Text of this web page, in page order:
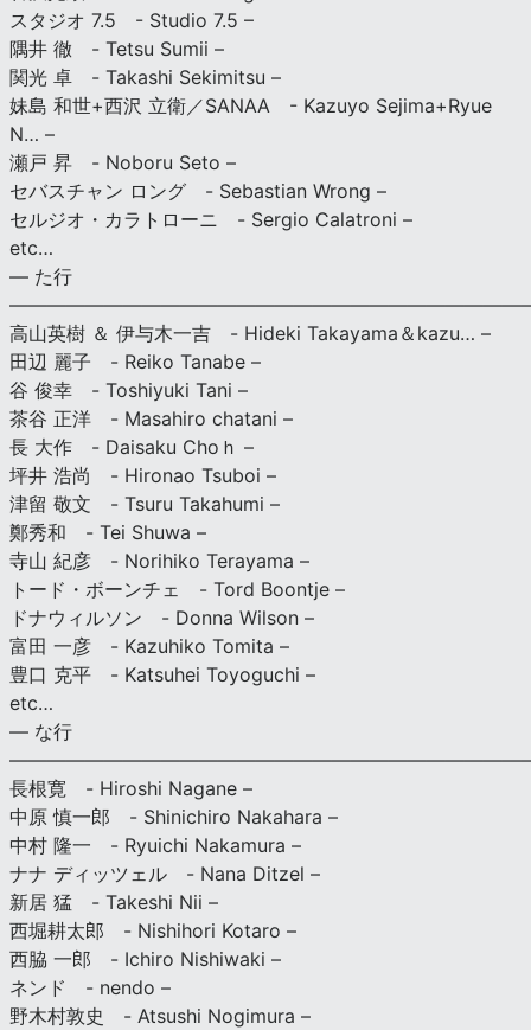
スタジオ 7.5 - Studio 7.5 –
隅井 徹 - Tetsu Sumii –
関光 卓 - Takashi Sekimitsu –
妹島 和世+西沢 立衛／SANAA - Kazuyo Sejima+Ryue
N… –
瀬戸 昇 - Noboru Seto –
セバスチャン ロング - Sebastian Wrong –
セルジオ・カラトローニ - Sergio Calatroni –
etc…
— た行
高山英樹 ＆ 伊与木一吉 - Hideki Takayama＆kazu… –
田辺 麗子 - Reiko Tanabe –
谷 俊幸 - Toshiyuki Tani –
茶谷 正洋 - Masahiro chatani –
長 大作 - Daisaku Choｈ –
坪井 浩尚 - Hironao Tsuboi –
津留 敬文 - Tsuru Takahumi –
鄭秀和 - Tei Shuwa –
寺山 紀彦 - Norihiko Terayama –
トード・ボーンチェ - Tord Boontje –
ドナウィルソン - Donna Wilson –
富田 一彦 - Kazuhiko Tomita –
豊口 克平 - Katsuhei Toyoguchi –
etc…
— な行
長根寛 - Hiroshi Nagane –
中原 慎一郎 - Shinichiro Nakahara –
中村 隆一 - Ryuichi Nakamura –
ナナ ディッツェル - Nana Ditzel –
新居 猛 - Takeshi Nii –
西堀耕太郎 - Nishihori Kotaro –
西脇 一郎 - Ichiro Nishiwaki –
ネンド - nendo –
野木村敦史 - Atsushi Nogimura –